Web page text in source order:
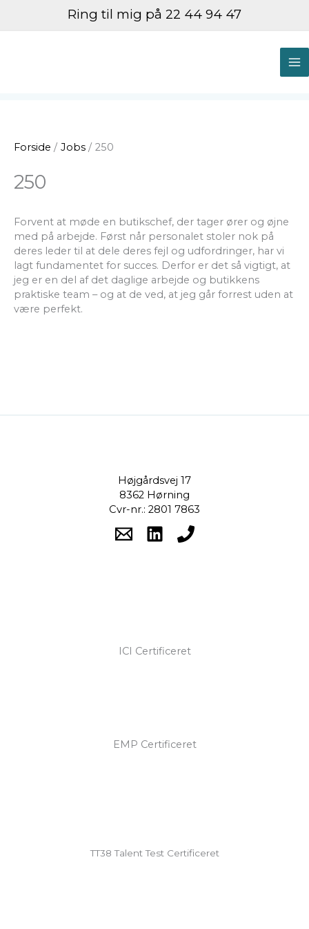
Ring til mig på 22 44 94 47
Forside Jobs 250
250
Forvent at møde en butikschef, der tager ører og øjne
med på arbejde. Først når personalet stoler nok på
deres leder til at dele deres fejl og udfordringer, har vi
lagt fundamentet for succes. Derfor er det så vigtigt, at
jeg er en del af det daglige arbejde og butikkens
praktiske team – og at de ved, at jeg går forrest uden at
være perfekt.
Højgårdsvej 17
8362 Hørning
Cvr-nr.: 2801 7863
ICI Certificeret
EMP Certificeret
TT38 Talent Test Certificeret